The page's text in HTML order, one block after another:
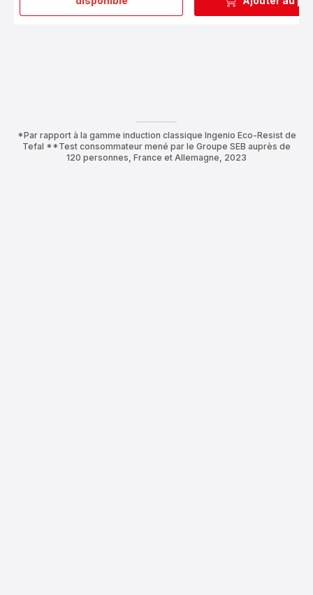
6
*Par rapport à la gamme induction classique Ingenio Eco-Resist de
Tefal **Test consommateur mené par le Groupe SEB auprès de
120 personnes, France et Allemagne, 2023